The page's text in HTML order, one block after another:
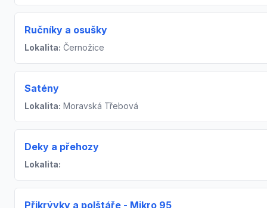
Ručníky a osušky
Lokalita: Černožice
Satény
Lokalita: Moravská Třebová
Deky a přehozy
Lokalita:
Přikrývky a polštáře - Mikro 95